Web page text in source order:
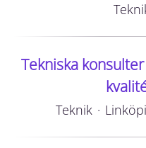
Tekniska
Teknik ·